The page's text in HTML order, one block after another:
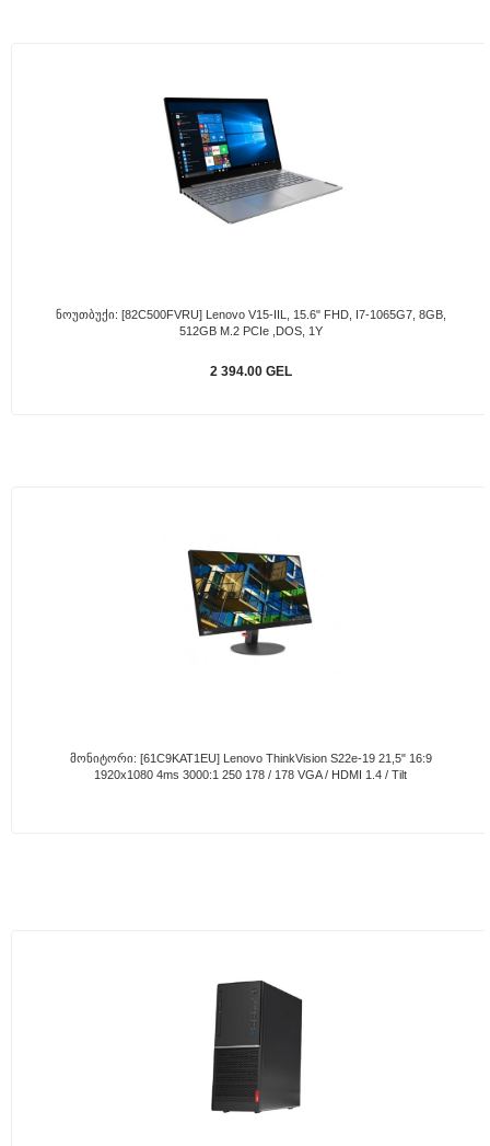
Ნოუთბუქი: [82C500FVRU] Lenovo V15-IIL, 15.6" FHD, I7-1065G7, 8GB,
512GB M.2 PCIe ,DOS, 1Y
2 394.00 GEL
Მონიტორი: [61C9KAT1EU] Lenovo ThinkVision S22e-19 21,5" 16:9
1920x1080 4ms 3000:1 250 178 / 178 VGA / HDMI 1.4 / Tilt